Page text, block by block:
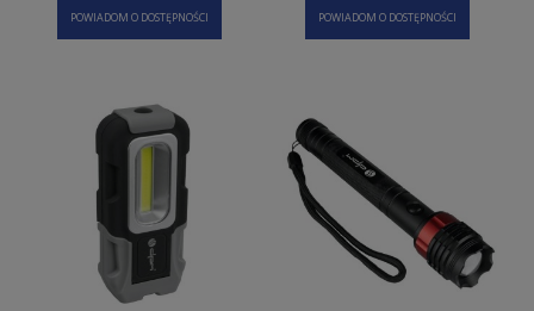
POWIADOM O DOSTĘPNOŚCI POWIADOM O DOSTĘPNOŚCI